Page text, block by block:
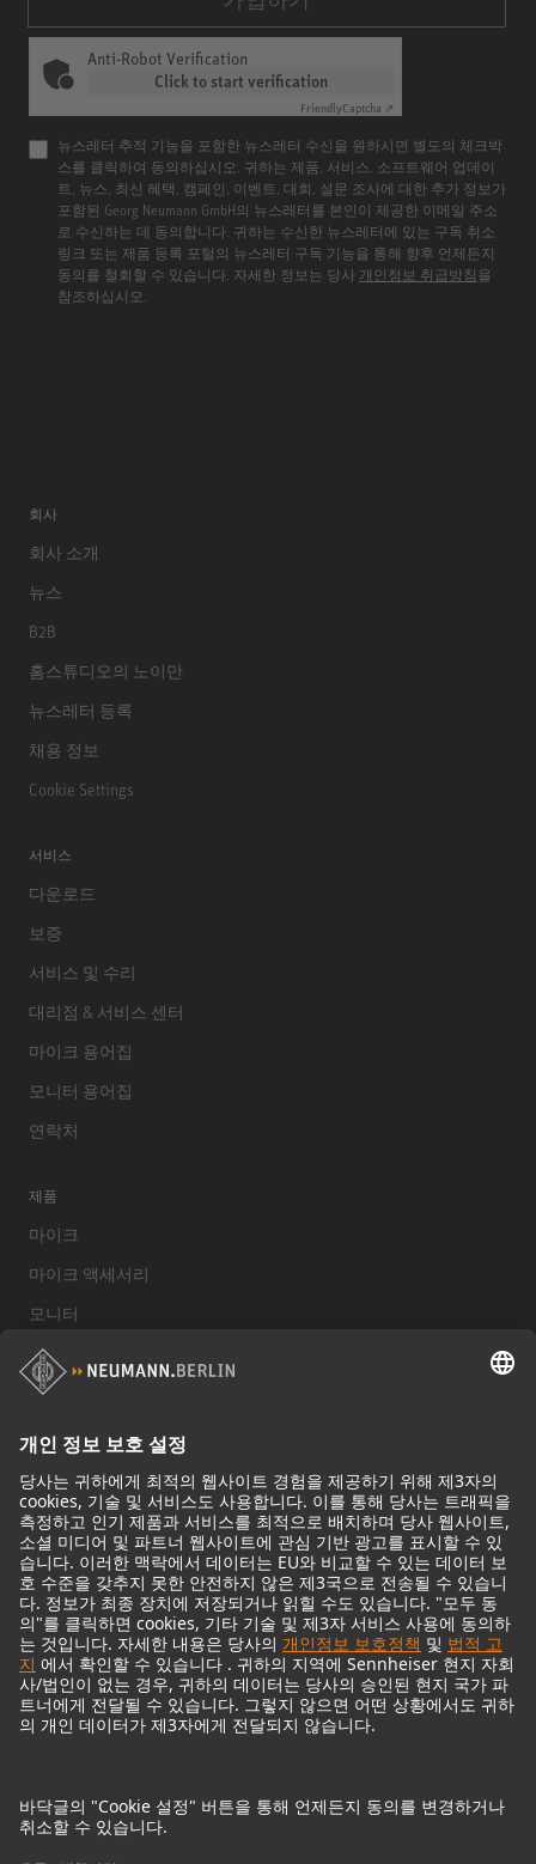
Anti-Robot Verification
Click to start verification
FriendlyCaptcha ⇗
뉴스레터 추적 기능을 포함한 뉴스레터 수신을 원하시면 별도의 체크박
스를 클릭하여 동의하십시오. 귀하는 제품, 서비스, 소프트웨어 업데이
트, 뉴스, 최신 혜택, 캠페인, 이벤트, 대회, 설문 조사에 대한 추가 정보가
포함된 Georg Neumann GmbH의 뉴스레터를 본인이 제공한 이메일 주소
로 수신하는 데 동의합니다. 귀하는 수신한 뉴스레터에 있는 구독 취소
링크 또는 제품 등록 포털의 뉴스레터 구독 기능을 통해 향후 언제든지
동의를 철회할 수 있습니다. 자세한 정보는 당사 개인정보 취급방침 을
참조하십시오.
회사
회사 소개
뉴스
B2B
홈스튜디오의 노이만
뉴스레터 등록
채용 정보
Cookie Settings
서비스
다운로드
보증
서비스 및 수리
대리점 & 서비스 센터
마이크 용어집
모니터 용어집
연락처
제품
마이크
마이크 액세서리
모니터
스튜디오 모니터 액세서리
헤드폰
기념적인 마이크
Audio Interface
Imprint